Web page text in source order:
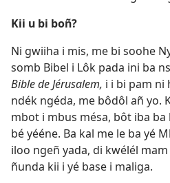
Kii u bi boñ?
Ni gwiiha i mis, me bi soohe
somb Bibel i Lôk pada ini ba
Bible de Jérusalem, i i bi pam ni
ndék ngéda, me bôdôl añ yo.
mbot i mbus mésa, bôt iba
bé yééne. Ba kal me le ba yé
iloo ngeñ yada, di kwélél
ñunda kii i yé base i maliga.